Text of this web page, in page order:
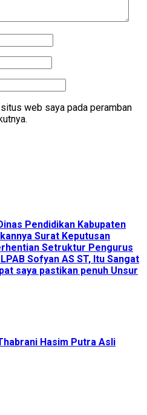
web saya pada peramban
Pendidikan Kabupaten
Surat Keputusan
Setruktur Pengurus
Sofyan AS ST, Itu Sangat
saya pastikan penuh Unsur
Hasim Putra Asli